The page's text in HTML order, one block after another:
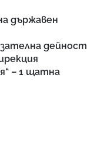
държавен
дейност
– 1 щатна